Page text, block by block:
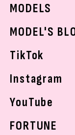
モデルの購入品
MODELS
MODEL'S
TikTok
Instagram
YouTube
FORTUNE